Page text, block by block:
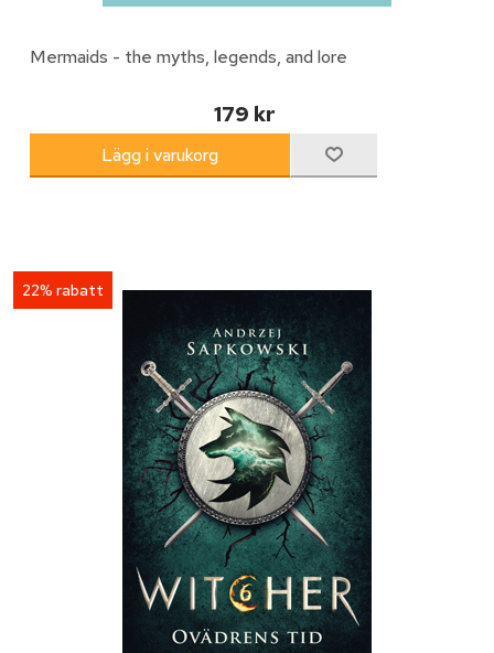
Mermaids - the myths, legends, and lore
179 kr
22% rabatt